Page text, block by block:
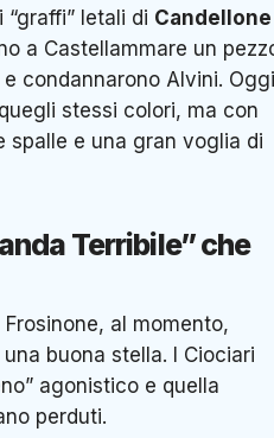
letali di Candellone
a Castellammare un
condannarono Alvini.
stessi colori, ma con
spalle e una gran voglia di
Terribile” che
al momento,
buona stella. I Ciociari
agonistico e quella
perduti.